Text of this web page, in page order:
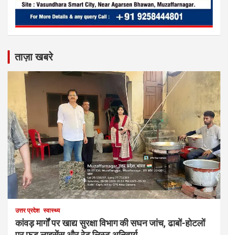
ताज़ा खबरे
उत्तर प्रदेश स्वास्थ्य
कांवड़ मार्गों पर खाद्य सुरक्षा विभाग की सघन जांच, ढाबों-होटलों